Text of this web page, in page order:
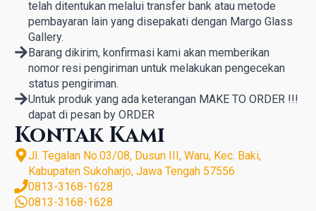
telah ditentukan melalui transfer bank atau metode
pembayaran lain yang disepakati dengan Margo Glass
Gallery.
Barang dikirim, konfirmasi kami akan memberikan
nomor resi pengiriman untuk melakukan pengecekan
status pengiriman.
Untuk produk yang ada keterangan MAKE TO ORDER !!!
dapat di pesan by ORDER
Kontak Kami
Jl. Tegalan No.03/08, Dusun III, Waru, Kec. Baki,
Kabupaten Sukoharjo, Jawa Tengah 57556
0813-3168-1628
0813-3168-1628